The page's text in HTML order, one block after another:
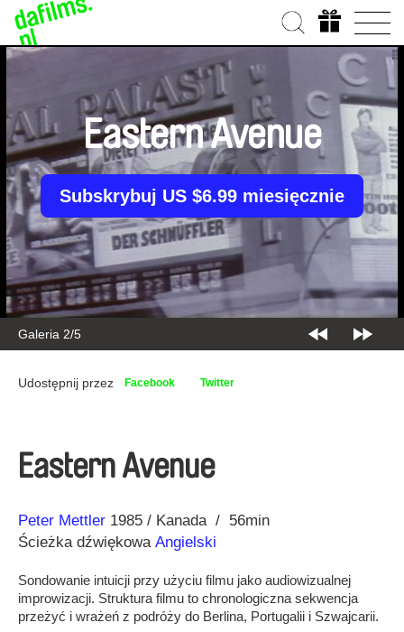
Galeria 2/5
Eastern Avenue
Subskrybuj US $6.99 miesięcznie
Udostępnij przez Facebook Twitter
Eastern Avenue
Reżyseria
Peter Mettler
Rok 1985 Kanada
56min
Ścieżka dźwiękowa Angielski
Sondowanie intuicji przy użyciu filmu jako audiowizualnej
improwizacji. Struktura filmu to chronologiczna sekwencja
przeżyć i wrażeń z podróży do Berlina, Portugalii i Szwajcarii.